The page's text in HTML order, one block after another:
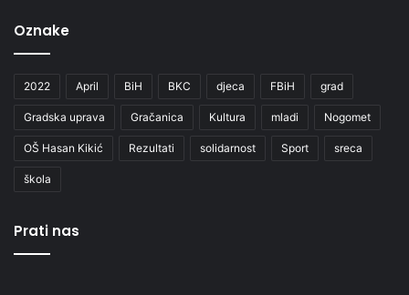
Oznake
2022 April BiH BKC djeca FBiH grad
Gradska uprava Gračanica Kultura mladi Nogomet
OŠ Hasan Kikić Rezultati solidarnost Sport sreca
škola
Prati nas